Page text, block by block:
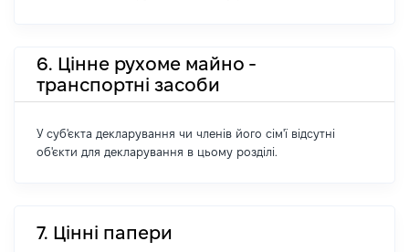
6. Цінне рухоме майно -
транспортні засоби
У суб'єкта декларування чи членів його сім'ї відсутні
об'єкти для декларування в цьому розділі.
7. Цінні папери